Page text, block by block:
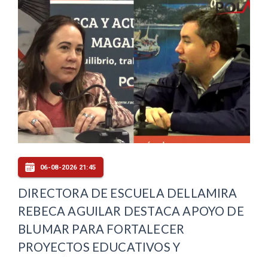
06-08-2026 21:45
DIRECTORA DE ESCUELA DELLAMIRA
REBECA AGUILAR DESTACA APOYO DE
BLUMAR PARA FORTALECER
PROYECTOS EDUCATIVOS Y